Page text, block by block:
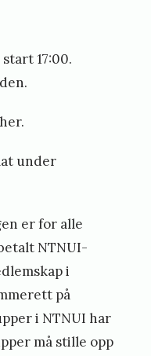
17:00.
.
under
er for alle
NTNUI-
i
på
i NTNUI har
må stille opp